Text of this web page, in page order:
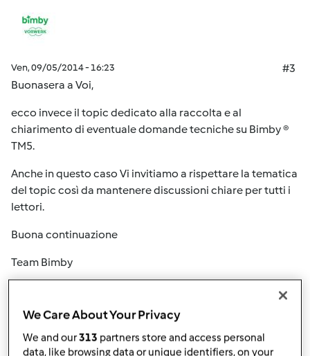
Ven, 09/05/2014 - 16:23
#3
Buonasera a Voi,
ecco invece il topic dedicato alla raccolta e al
chiarimento di eventuale domande tecniche su Bimby ®
TM5.
Anche in questo caso Vi invitiamo a rispettare la tematica
del topic così da mantenere discussioni chiare per tutti i
lettori.
Buona continuazione
Team Bimby
In cima
Accedio registratiper poter commentare
We Care About Your Privacy
We and our313 partners store and access personal
data, like browsing data or unique identifiers, on your